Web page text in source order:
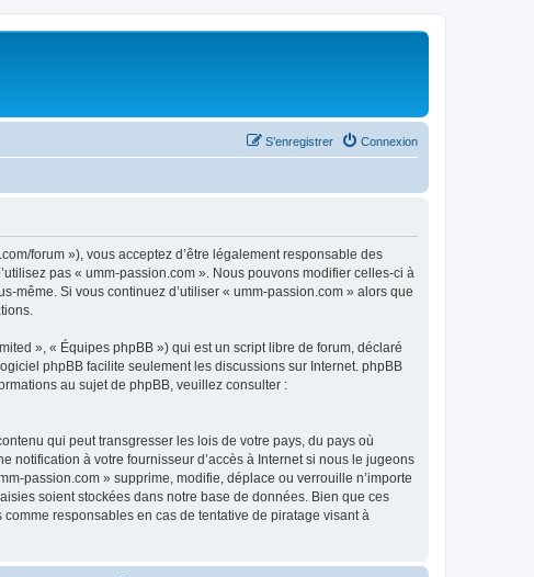
Connexion
S’enregistrer
forum »), vous acceptez d’être légalement responsable des
pas « umm-passion.com ». Nous pouvons modifier celles-ci à
même. Si vous continuez d’utiliser « umm-passion.com » alors que
», « Équipes phpBB ») qui est un script libre de forum, déclaré
logiciel phpBB facilite seulement les discussions sur Internet. phpBB
au sujet de phpBB, veuillez consulter :
qui peut transgresser les lois de votre pays, du pays où
notification à votre fournisseur d’accès à Internet si nous le jugeons
passion.com » supprime, modifie, déplace ou verrouille n’importe
soient stockées dans notre base de données. Bien que ces
responsables en cas de tentative de piratage visant à